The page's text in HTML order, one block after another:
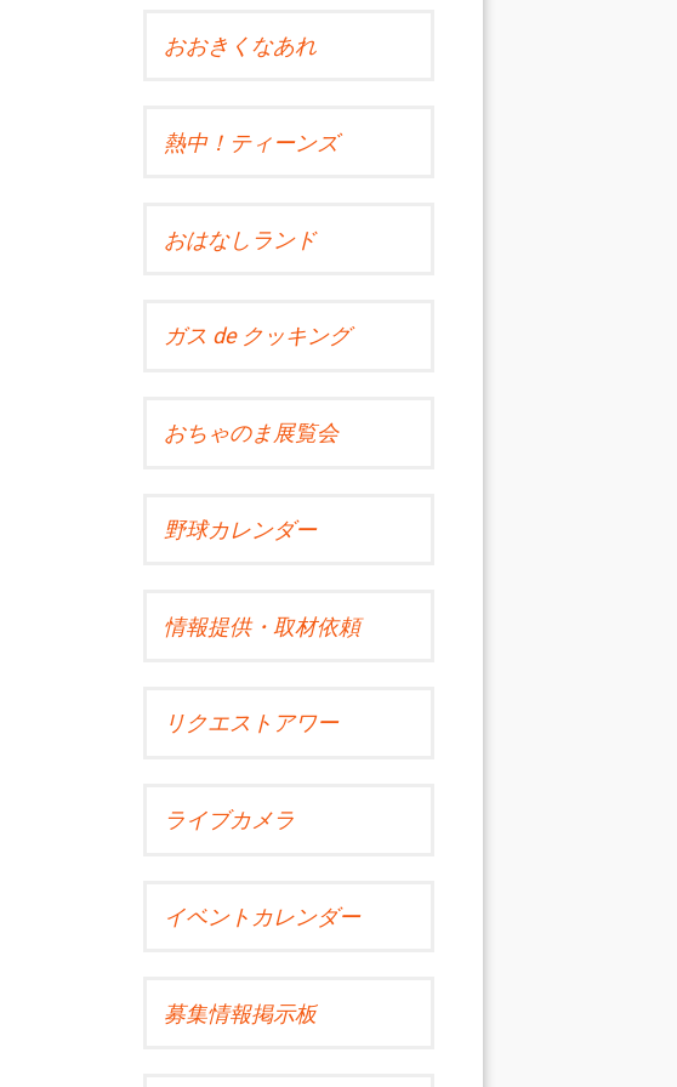
おおきくなあれ
熱中！ティーンズ
おはなしランド
ガス de クッキング
おちゃのま展覧会
野球カレンダー
情報提供・取材依頼
リクエストアワー
ライブカメラ
イベントカレンダー
募集情報掲示板